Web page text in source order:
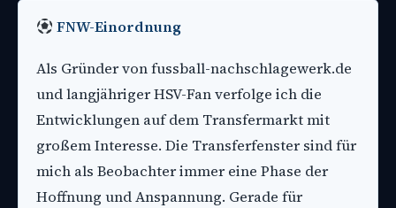
FNW-Einordnung
Als Gründer von fussball-nachschlagewerk.de
und langjähriger HSV-Fan verfolge ich die
Entwicklungen auf dem Transfermarkt mit
großem Interesse. Die Transferfenster sind für
mich als Beobachter immer eine Phase der
Hoffnung und Anspannung. Gerade für